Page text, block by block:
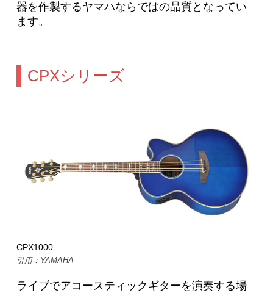
器を作製するヤマハならではの品質となってい
ます。
CPXシリーズ
CPX1000
引用：YAMAHA
ライブでアコースティックギターを演奏する場